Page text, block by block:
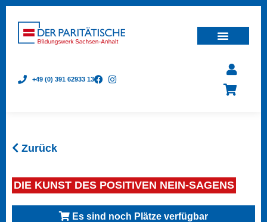
+49 (0) 391 62933 13
Zurück
DIE KUNST DES POSITIVEN NEIN-SAGENS
Es sind noch Plätze verfügbar